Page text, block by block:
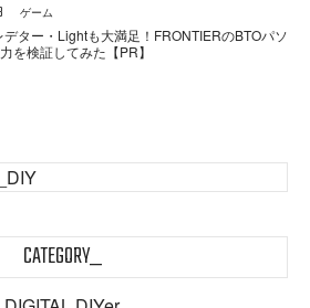
ゲーム
ター・Lightも大満足！FRONTIERのBTOパソ
を検証してみた【PR】
CATEGORY_